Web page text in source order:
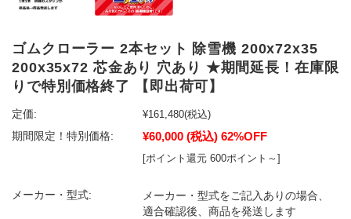
ゴムクローラー 2本セット 除雪機 200x72x35
200x35x72 芯金あり 穴あり ★期間延長！在庫限
りで特別価格終了 【即出荷可】
定価: ¥161,480(税込)
期間限定！特別価格:
¥60,000 (税込) 62%OFF
[ポイント還元 600ポイント～]
メーカー・型式:
メーカー・型式をご記入ありの場合、
適合確認後、商品を発送します